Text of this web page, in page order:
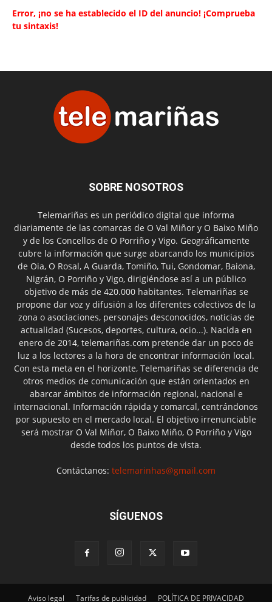
Error, ¡no se ha establecido el ID del anuncio! ¡Comprueba
tu sintaxis!
SOBRE NOSOTROS
Telemariñas es un periódico digital que informa
diariamente de las comarcas de O Val Miñor y O Baixo Miño
y de los Concellos de O Porriño y Vigo. Geográficamente
cubre la información que surge abarcando los municipios
de Oia, O Rosal, A Guarda, Tomiño, Tui, Gondomar, Baiona,
Nigrán, O Porriño y Vigo, dirigiéndose así a un público
objetivo de más de 420.000 habitantes. Telemariñas se
propone dar voz y difusión a los diferentes colectivos de la
zona o asociaciones, personajes desconocidos, noticias de
actualidad (Sucesos, deportes, cultura, ocio...). Nacida en
enero de 2014, telemariñas.com pretende dar un poco de
luz a los lectores a la hora de encontrar información local.
Con esta meta en el horizonte, Telemariñas se diferencia de
otros medios de comunicación que están orientados en
abarcar ámbitos de información regional, nacional e
internacional. Información rápida y comarcal, centrándonos
por supuesto en el mercado local. El objetivo irrenunciable
será mostrar O Val Miñor, O Baixo Miño, O Porriño y Vigo
desde todos los puntos de vista.
Contáctanos: telemarinhas@gmail.com
SÍGUENOS
Aviso legal Tarifas de publicidad POLÍTICA DE PRIVACIDAD